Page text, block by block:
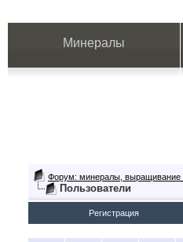
Минералы
Форум: минералы, выращивание
Пользователи
Регистрация